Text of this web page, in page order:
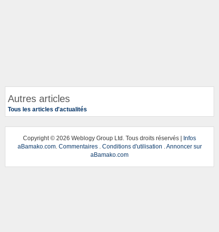
Autres articles
Tous les articles d'actualités
Copyright © 2026 Weblogy Group Ltd. Tous droits réservés |
Infos
aBamako.com. Commentaires. Conditions d'utilisation .Annoncer sur
aBamako.com